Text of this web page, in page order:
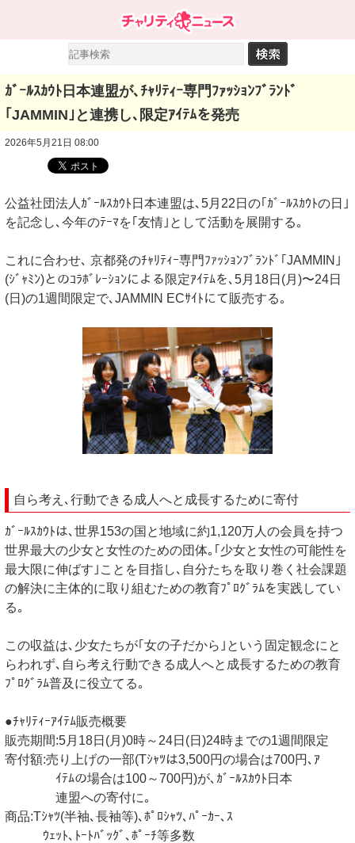
ｶﾞｰﾙｽｶｳﾄ日本連盟が､ﾁｬﾘﾃｨｰ専門ﾌｧｯｼｮﾝﾌﾞﾗﾝﾄﾞ
｢JAMMIN｣と連携し､限定ｱｲﾃﾑを発売
2026年5月21日 08:00
公益社団法人ｶﾞｰﾙｽｶｳﾄ日本連盟は､5月22日の｢ｶﾞｰﾙｽｶｳﾄの日｣
を記念し､今年のﾃｰﾏを｢友情｣として活動を展開する｡
これに合わせ､ 京都発のﾁｬﾘﾃｨｰ専門ﾌｧｯｼｮﾝﾌﾞﾗﾝﾄﾞ｢JAMMIN｣
(ｼﾞｬﾐﾝ)とのｺﾗﾎﾞﾚｰｼｮﾝによる限定ｱｲﾃﾑを､5月18日(月)〜24日
(日)の1週間限定で､JAMMIN ECｻｲﾄにて販売する｡
自ら考え､行動できる成人へと成長するために寄付
ｶﾞｰﾙｽｶｳﾄは､世界153の国と地域に約1,120万人の会員を持つ
世界最大の少女と女性のための団体｡｢少女と女性の可能性を
最大限に伸ばす｣ことを目指し､自分たちを取り巻く社会課題
の解決に主体的に取り組むための教育ﾌﾟﾛｸﾞﾗﾑを実践してい
る｡
この収益は､少女たちが｢女の子だから｣という固定観念にと
らわれず､自ら考え行動できる成人へと成長するための教育
ﾌﾟﾛｸﾞﾗﾑ普及に役立てる｡
●ﾁｬﾘﾃｨｰｱｲﾃﾑ販売概要
販売期間:5月18日(月)0時～24日(日)24時までの1週間限定
寄付額:売り上げの一部(Tｼｬﾂは3,500円の場合は700円､ｱ
ｲﾃﾑの場合は100～700円)が､ｶﾞｰﾙｽｶｳﾄ日本
連盟への寄付に｡
商品:Tｼｬﾂ(半袖､長袖等)､ﾎﾟﾛｼｬﾂ､ﾊﾟｰｶｰ､ｽ
ｳｪｯﾄ､ﾄｰﾄﾊﾞｯｸﾞ､ﾎﾟｰﾁ等多数